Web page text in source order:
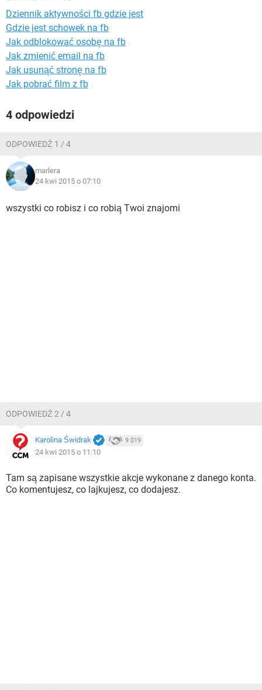
Dziennik aktywności fb gdzie jest
Gdzie jest schowek na fb
Jak odblokować osobę na fb
Jak zmienić email na fb
Jak usunąć stronę na fb
Jak pobrać film z fb
4 odpowiedzi
ODPOWIEDŹ 1 / 4
marlera
24 kwi 2015 o 07:10
wszystki co robisz i co robią Twoi znajomi
ODPOWIEDŹ 2 / 4
Karolina Świdrak 9 019
24 kwi 2015 o 11:10
Tam są zapisane wszystkie akcje wykonane z danego konta.
Co komentujesz, co lajkujesz, co dodajesz.